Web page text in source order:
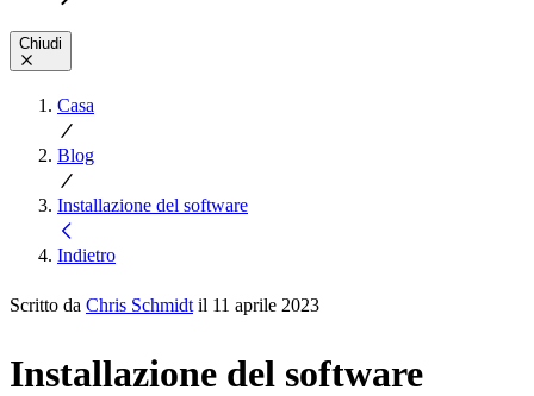
Chiudi
Casa
Blog
Installazione del software
Indietro
Scritto da Chris Schmidt il 11 aprile 2023
Installazione del software